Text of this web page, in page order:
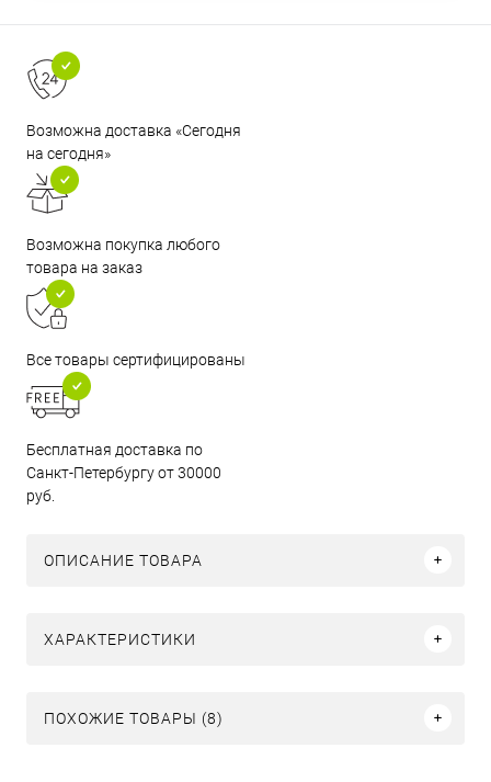
Возможна доставка «Сегодня
на сегодня»
Возможна покупка любого
товара на заказ
Все товары сертифицированы
Бесплатная доставка по
Санкт-Петербургу от 30000
руб.
ОПИСАНИЕ ТОВАРА
ХАРАКТЕРИСТИКИ
ПОХОЖИЕ ТОВАРЫ (8)